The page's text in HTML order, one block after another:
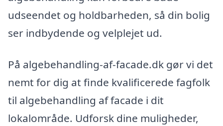
udseendet og holdbarheden, så din bolig
ser indbydende og velplejet ud.
På algebehandling-af-facade.dk gør vi det
nemt for dig at finde kvalificerede fagfolk
til algebehandling af facade i dit
lokalområde. Udforsk dine muligheder,